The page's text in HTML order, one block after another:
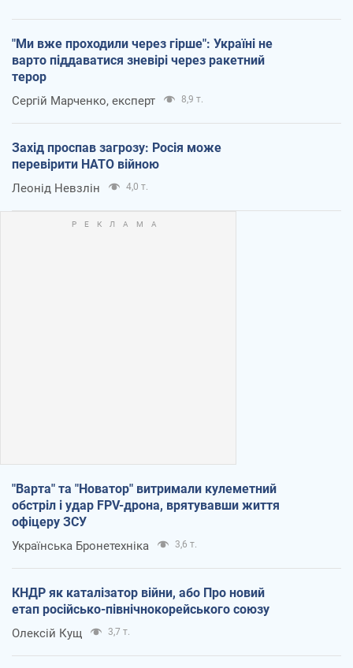
"Ми вже проходили через гірше": Україні не
варто піддаватися зневірі через ракетний
терор
Сергій Марченко, експерт 8,9 т.
Захід проспав загрозу: Росія може
перевірити НАТО війною
Леонід Невзлін 4,0 т.
"Варта" та "Новатор" витримали кулеметний
обстріл і удар FPV-дрона, врятувавши життя
офіцеру ЗСУ
Українська Бронетехніка 3,6 т.
КНДР як каталізатор війни, або Про новий
етап російсько-північнокорейського союзу
Олексій Кущ 3,7 т.